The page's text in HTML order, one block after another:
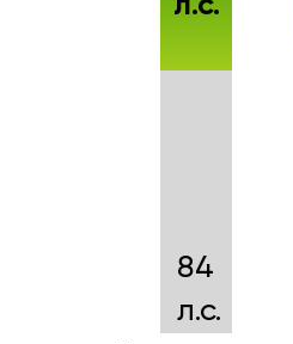
84
л.с.